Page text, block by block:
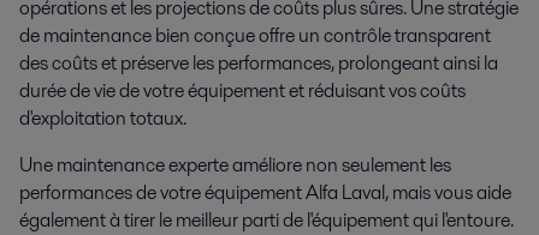
opérations et les projections de coûts plus sûres. Une stratégie
de maintenance bien conçue offre un contrôle transparent
des coûts et préserve les performances, prolongeant ainsi la
durée de vie de votre équipement et réduisant vos coûts
d'exploitation totaux.
Une maintenance experte améliore non seulement les
performances de votre équipement Alfa Laval, mais vous aide
également à tirer le meilleur parti de l'équipement qui l'entoure.